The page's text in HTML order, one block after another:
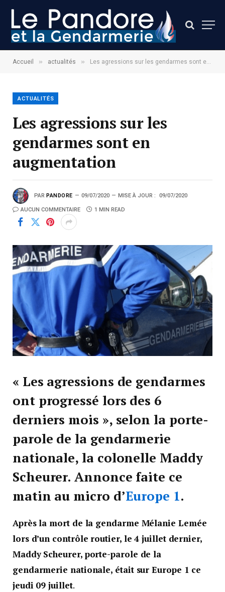
Accueil » actualités » Les agressions sur les gendarmes sont en augmentation
ACTUALITÉS
Les agressions sur les
gendarmes sont en
augmentation
PAR PANDORE 09/07/2020 MISE À JOUR : 09/07/2020
AUCUN COMMENTAIRE 1 MIN READ
« Les agressions de gendarmes
ont progressé lors des 6
derniers mois », selon la porte-
parole de la gendarmerie
nationale, la colonelle Maddy
Scheurer. Annonce faite ce
matin au micro d’Europe 1.
Après la mort de la gendarme Mélanie Lemée
lors d’un contrôle routier, le 4 juillet dernier,
Maddy Scheurer, porte-parole de la
gendarmerie nationale, était sur Europe 1 ce
jeudi 09 juillet.